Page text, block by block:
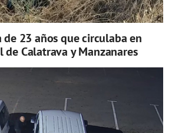
de 23 años que circulaba en
Calatrava y Manzanares